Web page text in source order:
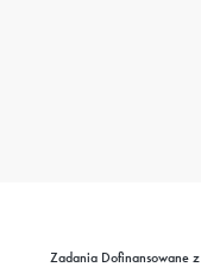
Zadania Dofinansowane z